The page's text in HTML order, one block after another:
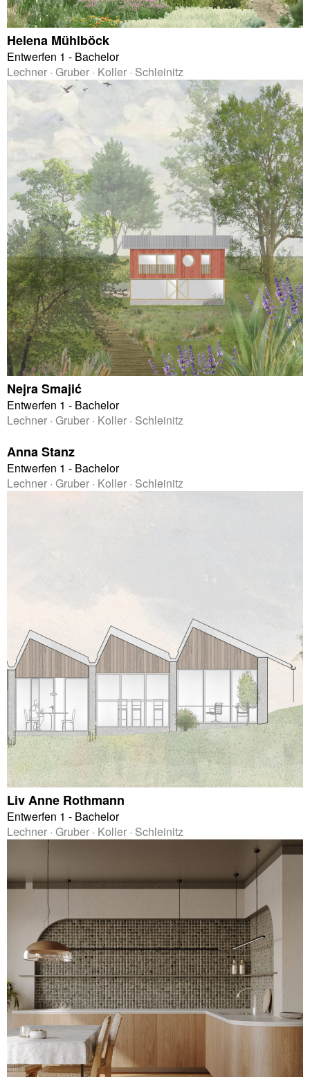
Helena Mühlböck
Entwerfen 1 - Bachelor
Lechner · Gruber · Koller · Schleinitz
Nejra Smajić
Entwerfen 1 - Bachelor
Lechner · Gruber · Koller · Schleinitz
Anna Stanz
Entwerfen 1 - Bachelor
Lechner · Gruber · Koller · Schleinitz
Liv Anne Rothmann
Entwerfen 1 - Bachelor
Lechner · Gruber · Koller · Schleinitz